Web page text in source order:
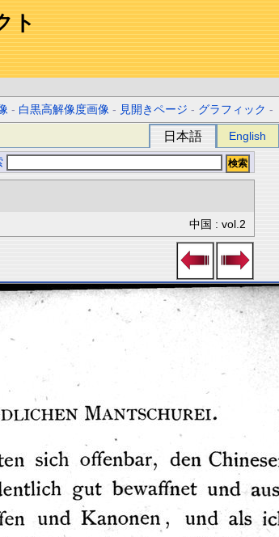
ト
- 白黒高解像度画像 - 見開きページ - グラフィック -
日本語 English
中国 : vol.2